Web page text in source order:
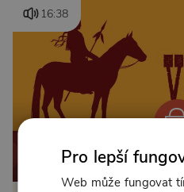
16:38
Od 89 Kč měsíčně
Pro lepší
Web může fungovat